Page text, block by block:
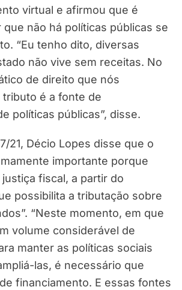
virtual e afirmou que é
não há políticas públicas se
“Eu tenho dito, diversas
não vive sem receitas. No
de direito que nós
é a fonte de
políticas públicas”, disse.
21, Décio Lopes disse que o
importante porque
fiscal, a partir do
possibilita a tributação sobre
“Neste momento, em que
volume considerável de
manter as políticas sociais
las, é necessário que
financiamento. E essas fontes